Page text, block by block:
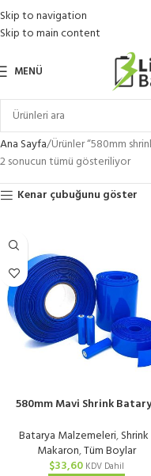
Skip to navigation
Skip to main content
MENÜ
Ana Sayfa Ürünler “580mm
2 sonucun tümü gösteriliyor
Kenar çubuğunu göster
580mm Mavi Shrink
Makaron | KG
Batarya Malzemeleri,
Makaron,Tüm Boylar
$33,60 KDV Dahil